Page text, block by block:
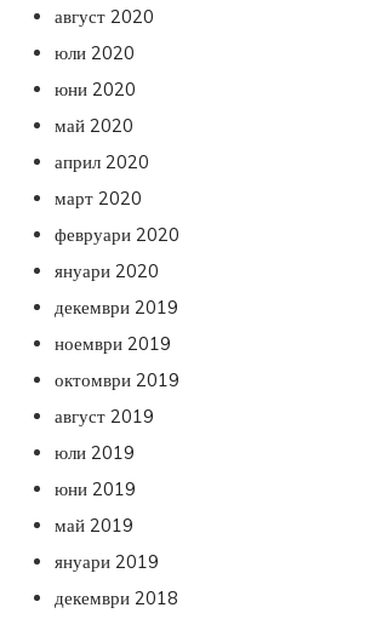
август 2020
юли 2020
юни 2020
май 2020
април 2020
март 2020
февруари 2020
януари 2020
декември 2019
ноември 2019
октомври 2019
август 2019
юли 2019
юни 2019
май 2019
януари 2019
декември 2018